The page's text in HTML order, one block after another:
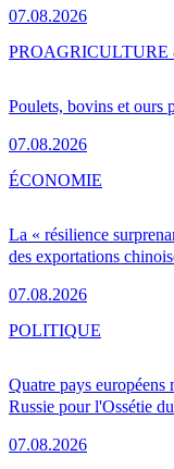
07.08.2026
Poulets, bovins et ours
07.08.2026
PRO
La « résilience
des exportations
07.08.2026
ÉCONOMIE
Quatre pays européens
Russie pour l'Ossétie
07.08.2026
POLITIQUE